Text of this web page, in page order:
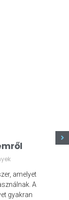
amelyet
A
gyakran